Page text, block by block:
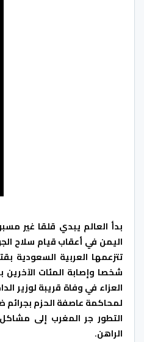
بدأ العالم يبدي قلقا غير
اليمن في أعقاب قيام سلاح
شخصا وإصابة المئات
العزاء في وفاة قريبة لوزير
لمحاكمة عاصفة الحزم بجرائم
التطور جر المغرب إلى
الراهن.